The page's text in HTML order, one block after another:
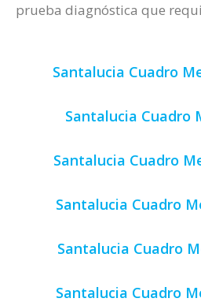
prueba diagnóstica que
Santalucia Cuadro
Santalucia Cuadro
Santalucia Cuadro
Santalucia Cuadro
Santalucia Cuadro
Santalucia Cuadro